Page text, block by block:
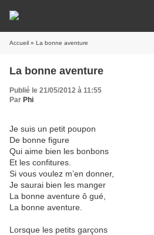
Accueil » La bonne aventure
La bonne aventure
Publié le 21/05/2012 à 11:55
Par Phi
Je suis un petit poupon
De bonne figure
Qui aime bien les bonbons
Et les confitures.
Si vous voulez m’en donner,
Je saurai bien les manger
La bonne aventure ô gué,
La bonne aventure.
Lorsque les petits garçons